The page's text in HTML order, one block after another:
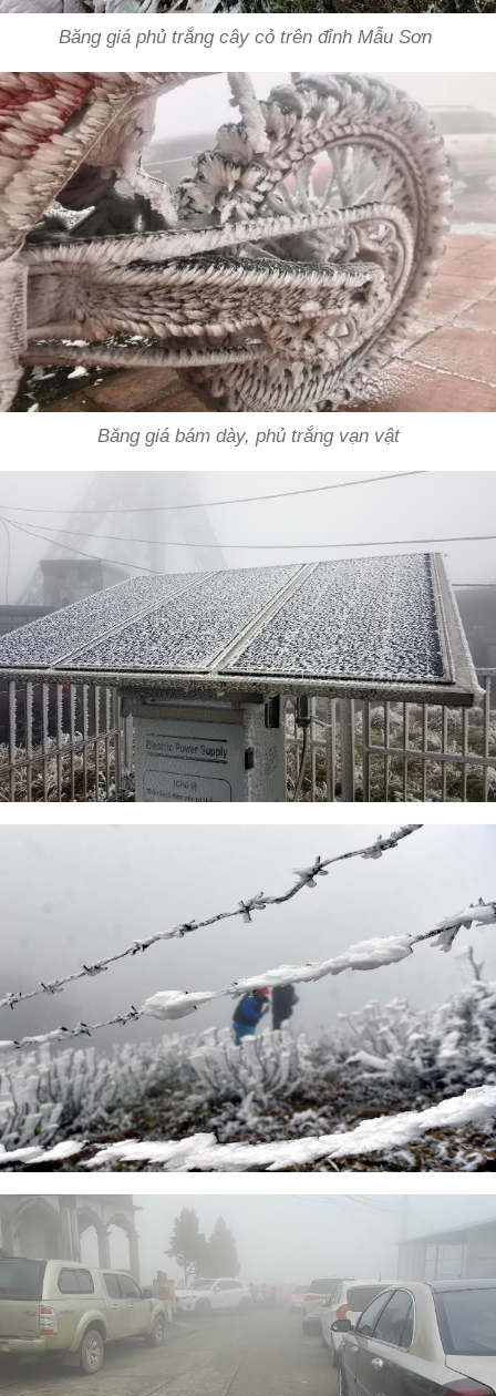
Băng giá phủ trắng cây cỏ trên đỉnh Mẫu Sơn
Băng giá bám dày, phủ trắng vạn vật